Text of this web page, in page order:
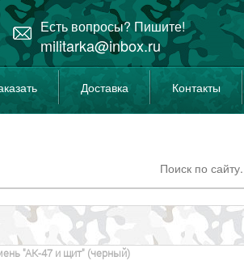
Есть вопросы? Пишите!
militarka@inbox.ru
Доставка Контакты
"АК-47 и щит" (черный)